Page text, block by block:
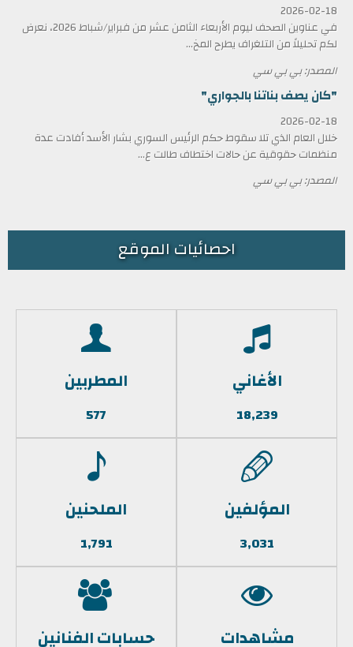
2026-02-18
في عناوين الصحف ليوم الأربعاء الثامن عشر من فبراير/شباط 2026، نعرض
لكم تحليلاً من التلغراف يطرح المخ...
المصدر: بي بي سي
"كان يصف بناتنا بالجواري"
2026-02-18
خلال العام الذي تلا سقوط حكم الرئيس السوري بشار الأسد أفادت عدة
منظمات حقوقية عن حالات اختطاف طالت ع...
المصدر: بي بي سي
احصائيات الموقع
الأغاني
18,239
المطربين
577
المؤلفين
3,031
الملحنين
1,791
مشاهدات حسابات الفنانين